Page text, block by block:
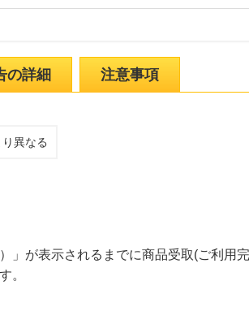
の詳細 注意事項
異なる
」が表示されるまでに商品受取(ご利用
。